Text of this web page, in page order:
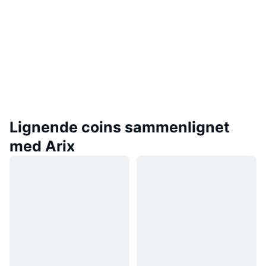
Lignende coins sammenlignet
med Arix